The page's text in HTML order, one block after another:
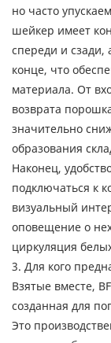
но часто
шейкер имеет
спереди и сзади,
конце, что
материала. От
возврата
значительно
образования
Наконец,
подключаться к
визуальный
оповещение о
циркуляция
3. Для кого
Взятые вместе,
созданная для
Это